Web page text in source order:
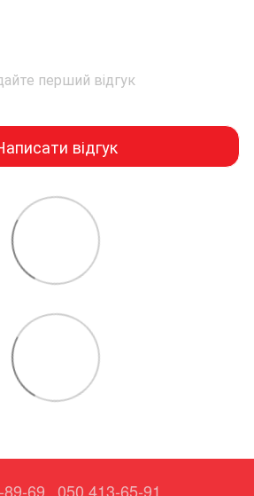
перший відгук
відгук
69 050 413-65-91